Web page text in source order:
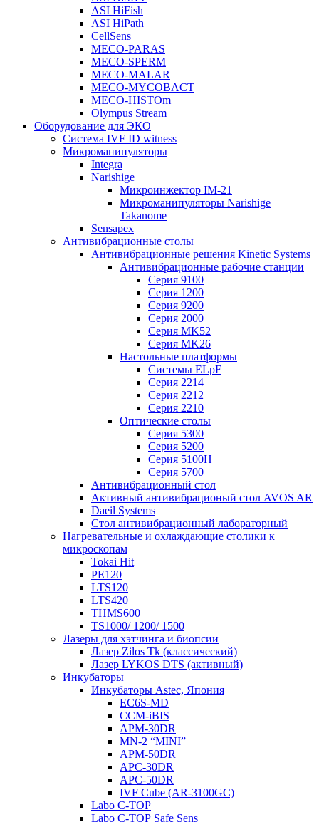
ASI HiFish
ASI HiPath
CellSens
MECO-PARAS
MECO-SPERM
MECO-MALAR
MECO-MYCOBACT
MECO-HISTOm
Olympus Stream
Оборудование для ЭКО
Система IVF ID witness
Микроманипуляторы
Integra
Narishige
Микроинжектор IM-21
Микроманипуляторы Narishige
Takanome
Sensapex
Антивибрационные столы
Антивибрационные решения Kinetic Systems
Антивибрационные рабочие станции
Серия 9100
Серия 1200
Серия 9200
Серия 2000
Серия MK52
Серия MK26
Настольные платформы
Системы ELpF
Серия 2214
Серия 2212
Серия 2210
Оптические столы
Серия 5300
Серия 5200
Серия 5100H
Серия 5700
Антивибрационный стол
Активный антивибрационый стол AVOS AR
Daeil Systems
Стол антивибрационный лабораторный
Нагревательные и охлаждающие столики к
микроскопам
Tokai Hit
PE120
LTS120
LTS420
THMS600
TS1000/ 1200/ 1500
Лазеры для хэтчинга и биопсии
Лазер Zilos Tk (классический)
Лазер LYKOS DTS (активный)
Инкубаторы
Инкубаторы Astec, Япония
EC6S-MD
CCM-iBIS
APM-30DR
MN-2 “MINI”
APM-50DR
APC-30DR
APC-50DR
IVF Cube (AR-3100GC)
Labo С-ТОР
Labo С-ТОР Safe Sens